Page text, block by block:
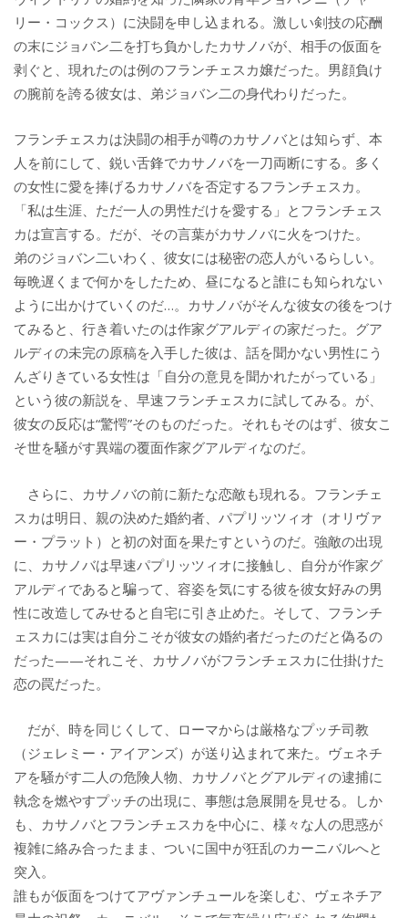
リー・コックス）に決闘を申し込まれる。激しい剣技の応酬
の末にジョバン二を打ち負かしたカサノバが、相手の仮面を
剥ぐと、現れたのは例のフランチェスカ嬢だった。男顔負け
の腕前を誇る彼女は、弟ジョバン二の身代わりだった。
フランチェスカは決闘の相手が噂のカサノバとは知らず、本
人を前にして、鋭い舌鋒でカサノバを一刀両断にする。多く
の女性に愛を捧げるカサノバを否定するフランチェスカ。
「私は生涯、ただ一人の男性だけを愛する」とフランチェス
カは宣言する。だが、その言葉がカサノバに火をつけた。
弟のジョバン二いわく、彼女には秘密の恋人がいるらしい。
毎晩遅くまで何かをしたため、昼になると誰にも知られない
ように出かけていくのだ…。カサノバがそんな彼女の後をつけ
てみると、行き着いたのは作家グアルディの家だった。グア
ルディの未完の原稿を入手した彼は、話を聞かない男性にう
んざりきている女性は「自分の意見を聞かれたがっている」
という彼の新説を、早速フランチェスカに試してみる。が、
彼女の反応は“驚愕”そのものだった。それもそのはず、彼女こ
そ世を騒がす異端の覆面作家グアルディなのだ。
さらに、カサノバの前に新たな恋敵も現れる。フランチェ
スカは明日、親の決めた婚約者、パプリッツィオ（オリヴァ
ー・プラット）と初の対面を果たすというのだ。強敵の出現
に、カサノバは早速パプリッツィオに接触し、自分が作家グ
アルディであると騙って、容姿を気にする彼を彼女好みの男
性に改造してみせると自宅に引き止めた。そして、フランチ
ェスカには実は自分こそが彼女の婚約者だったのだと偽るの
だった——それこそ、カサノバがフランチェスカに仕掛けた
恋の罠だった。
だが、時を同じくして、ローマからは厳格なプッチ司教
（ジェレミー・アイアンズ）が送り込まれて来た。ヴェネチ
アを騒がす二人の危険人物、カサノバとグアルディの逮捕に
執念を燃やすプッチの出現に、事態は急展開を見せる。しか
も、カサノバとフランチェスカを中心に、様々な人の思惑が
複雑に絡み合ったまま、ついに国中が狂乱のカーニバルへと
突入。
誰もが仮面をつけてアヴァンチュールを楽しむ、ヴェネチア